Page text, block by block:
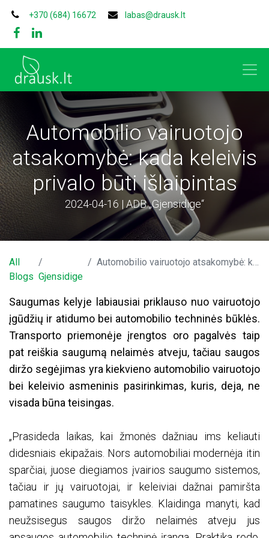
+370 (684) 16672 labas@drausk.lt
Automobilio vairuotojo
atsakomybė: kada keleivis
privalo būti išlaipintas
2024-04-16 | ADB „Gjensidige“
All
Blogs Gjensidige
Automobilio vairuotojo atsakomybė: kada keleivis privalo būti išlaipintas
Saugumas kelyje labiausiai priklauso nuo vairuotojo
įgūdžių ir atidumo bei automobilio techninės būklės.
Transporto priemonėje įrengtos oro pagalvės taip
pat reiškia saugumą nelaimės atveju, tačiau saugos
diržo segėjimas yra kiekvieno automobilio vairuotojo
bei keleivio asmeninis pasirinkimas, kuris, deja, ne
visada būna teisingas.
„Prasideda laikas, kai žmonės dažniau ims keliauti
didesniais ekipažais. Nors automobiliai modernėja itin
sparčiai, juose diegiamos įvairios saugumo sistemos,
tačiau ir jų vairuotojai, ir keleiviai dažnai pamiršta
pamatines saugumo taisykles. Klaidinga manyti, kad
neužsisegus saugos diržo nelaimės atveju jus